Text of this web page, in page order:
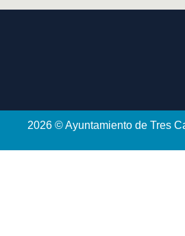
2026 © Ayuntamiento de Tres